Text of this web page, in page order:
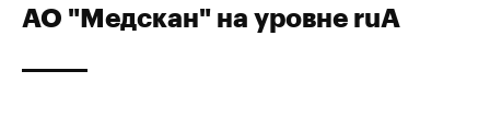
АО "Медскан" на уровне ruA